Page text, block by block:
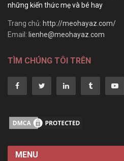
những kiến thức mẹ và bé hay
Trang chủ: http://meohayaz.com/
Email: lienhe@meohayaz.com
TÌM CHÚNG TÔI TRÊN
MENU